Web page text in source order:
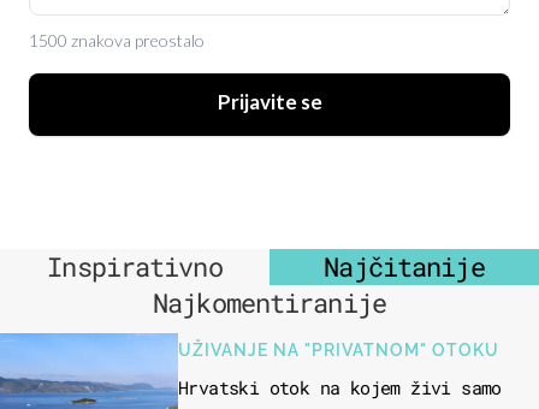
1500 znakova preostalo
Prijavite se
Inspirativno
Najčitanije
Najkomentiranije
UŽIVANJE NA "PRIVATNOM" OTOKU
Hrvatski otok na kojem živi samo